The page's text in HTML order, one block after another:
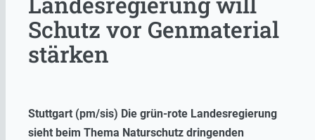
Schutz vor Genmaterial
stärken
Stuttgart (pm/sis) Die grün-rote Landesregierung
sieht beim Thema Naturschutz dringenden